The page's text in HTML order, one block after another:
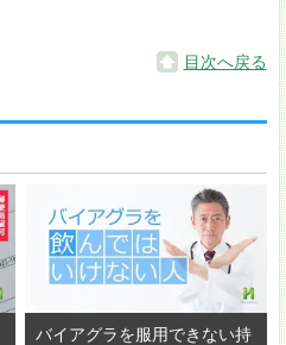
目次へ戻る
バイアグラを服用できない持